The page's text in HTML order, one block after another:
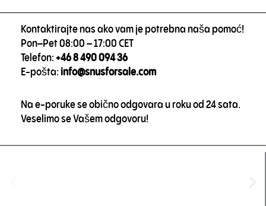
Kontaktirajte nas ako vam je potrebna naša pomoć!
Pon–Pet 08:00 – 17:00 CET
Telefon:+46 8 490 094 36
E-pošta:info@snusforsale.com
Na e-poruke se obično odgovara u roku od 24 sata.
Veselimo se Vašem odgovoru!